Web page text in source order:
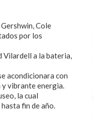
Cole
por los
Vilardell a la bateria,
acondicionara con
y vibrante energia.
la cual
fin de año.